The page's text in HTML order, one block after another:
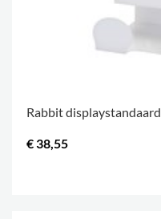
Rabbit displaystandaard
€ 38,55